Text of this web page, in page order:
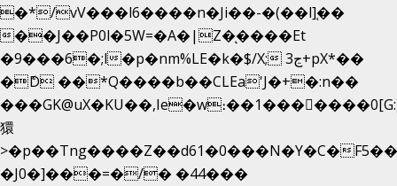
�*/vV���l6����n�Ji��-�(��l]֚��
��J��P0l�5W=�A�|Z�ͅ����Et
�9���6�;l�p�nm%LE�k�$/X; ڃ3+pX*��
�ެD ��*Q����b��CLEa'J�+�:n��
獧
>�p��Tng����Z��d61�0���N�Y�C�
�J0�]���=�/� �44���